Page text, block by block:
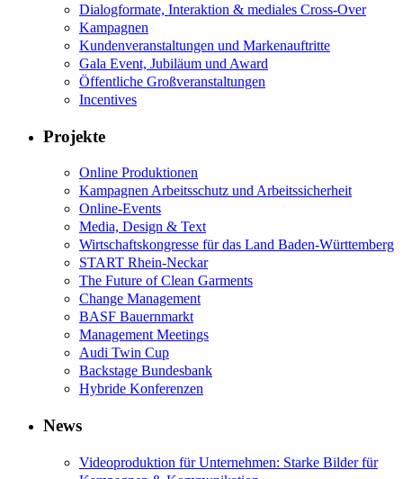
Dialogformate, Interaktion & mediales Cross-Over
Kampagnen
Kundenveranstaltungen und Markenauftritte
Gala Event, Jubiläum und Award
Öffentliche Großveranstaltungen
Incentives
Projekte
Online Produktionen
Kampagnen Arbeitsschutz und Arbeitssicherheit
Online-Events
Media, Design & Text
Wirtschaftskongresse für das Land Baden-Württemberg
START Rhein-Neckar
The Future of Clean Garments
Change Management
BASF Bauernmarkt
Management Meetings
Audi Twin Cup
Backstage Bundesbank
Hybride Konferenzen
News
Videoproduktion für Unternehmen: Starke Bilder für